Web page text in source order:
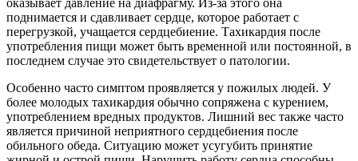
поднимается и сдавливает сердце, которое работает с
перегрузкой, учащается сердцебиение. Тахикардия после
употребления пищи может быть временной или постоянной, в
последнем случае это свидетельствует о патологии.
Особенно часто симптом проявляется у пожилых людей. У
более молодых тахикардия обычно сопряжена с курением,
употреблением вредных продуктов. Лишний вес также часто
является причиной неприятного сердцебиения после
обильного обеда. Ситуацию может усугубить принятие